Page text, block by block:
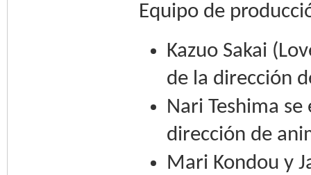
Equipo de
Kazuo Sakai
de la dirección
Nari Teshima
dirección de
Mari Kondou y